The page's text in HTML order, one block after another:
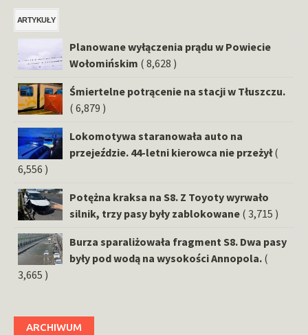
ARTYKUŁY
Planowane wyłączenia prądu w Powiecie
Wołomińskim ( 8,628 )
Śmiertelne potrącenie na stacji w Tłuszczu.
( 6,879 )
Lokomotywa staranowała auto na
przejeździe. 44-letni kierowca nie przeżył (
6,556 )
Potężna kraksa na S8. Z Toyoty wyrwało
silnik, trzy pasy były zablokowane ( 3,715 )
Burza sparaliżowała fragment S8. Dwa pasy
były pod wodą na wysokości Annopola. (
3,665 )
ARCHIWUM